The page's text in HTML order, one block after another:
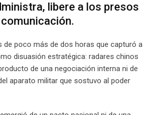
libere a los presos
de poco más de dos horas que capturó a
disuasión estratégica: radares chinos
de una negociación interna ni de
aparato militar que sostuvo al poder